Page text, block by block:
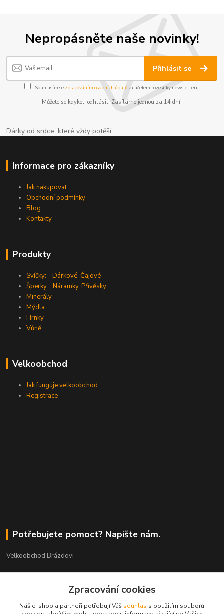
Nepropásněte naše novinky!
Přihlásit se
Souhlasím se zpracováním osobních údajůza účelem rozesílky newsletteru.
Můžete se kdykoli odhlásit. Zasíláme jednou za 14 dní.
Dárky od srdce, které vždy potěší.
Informace pro zákazníky
Jak nakupovat
Obchodní podmínky
Blog
Kontakty
Produkty
Svíčky: Dárkové,Čajové
Šperky: Náramky,Přívěsky
Minerály
Mýdla
Hrnky
Vůně
Velkoobchod
Jak funguje velkoobchod
Registrace
Potřebujete pomoct? Napište nám.
Velkoobchod Brázdovi
+420 602 565 661Zpracování cookies
Náš e-shop a partneři potřebují Váš souhlas s použitím souborů